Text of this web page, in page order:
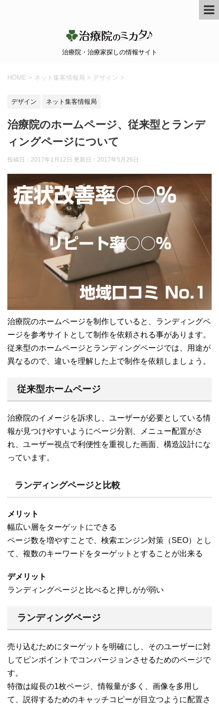
治療院・治療家探しの情報サイト
HOME > ネット集客情報局 > デザイン >
デザイン ネット集客情報局
治療院のホームページ、従来型とランデ
ィングページについて
投稿日：2017年1月12日 更新日： 2017年5月26日
治療院のホームページを制作していると、ランディングペ
ージを参考サイトとして制作を依頼される事があります。
従来型のホームページとランディングページでは、用途が
異なるので、違いを理解した上で制作を依頼しましょう。
従来型ホームページ
治療院のイメージを訴求し、ユーザーが必要としている情
報が見つけやすいようにページ分割、メニュー配置がさ
れ、ユーザー視点で利便性を重視した画面、構造設計にな
っています。
ランディングページと比較
メリット
幅広い層をターゲットにできる
ページ数を増やすことで、検索エンジン対策（SEO）とし
て、複数のキーワードをターゲットとすることが出来る
デメリット
ランディングページと比べると押しがが弱い
ランディングページ
売り込むためにターゲットを明確にし、そのユーザーに対
してピンポイントでコンバージョンさせるためのページで
す。
特徴は縦長の1枚ページ、情報量が多く、画像を多用し
て、説得するためのキャッチコピーが目立つように配置さ